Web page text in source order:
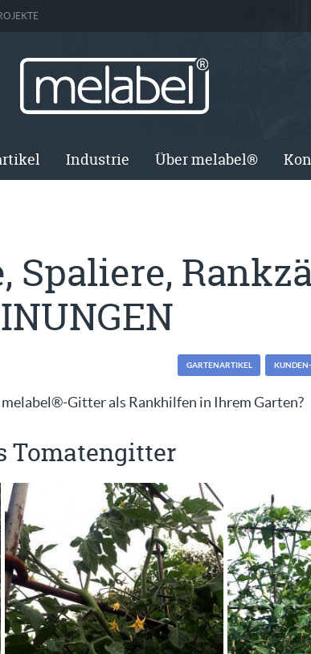
Industrie Über melabel®
Spaliere,
GARTENARTIKEL
Gitter als Rankhilfen in Ihrem Garten?
Tomatengitter